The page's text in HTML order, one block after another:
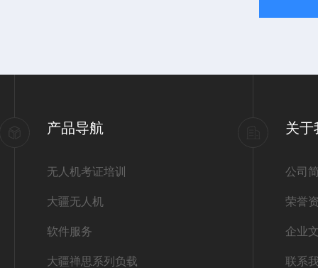
产品导航
无人机考证培训
大疆无人机
软件服务
大疆禅思系列负载
关于
公司
荣誉
企业
联系